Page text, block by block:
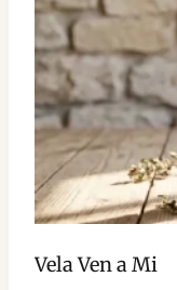
Vela Ven a Mi